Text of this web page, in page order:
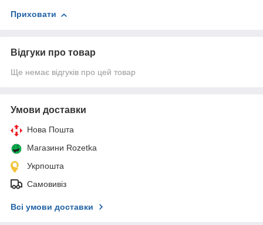
Приховати
Відгуки про товар
Ще немає відгуків про цей товар
Умови доставки
Нова Пошта
Магазини Rozetka
Укрпошта
Самовивіз
Всі умови доставки